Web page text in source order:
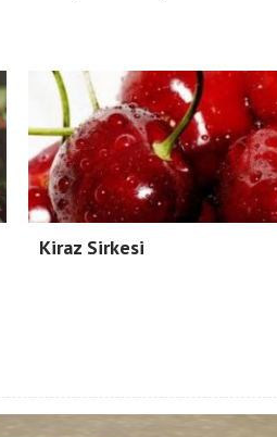
Kiraz Sirkesi